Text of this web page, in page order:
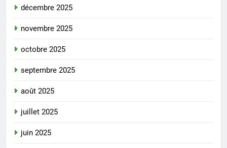
décembre 2025
novembre 2025
octobre 2025
septembre 2025
août 2025
juillet 2025
juin 2025